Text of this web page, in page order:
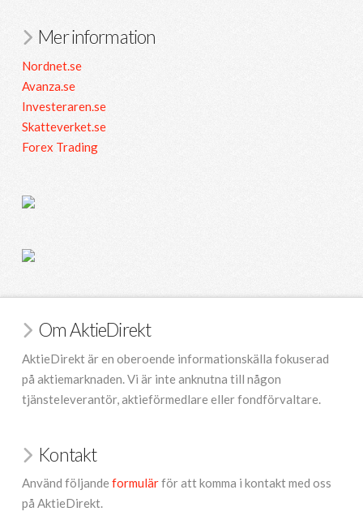
Mer information
Nordnet.se
Avanza.se
Investeraren.se
Skatteverket.se
Forex Trading
Om AktieDirekt
AktieDirekt är en oberoende informationskälla fokuserad
på aktiemarknaden. Vi är inte anknutna till någon
tjänsteleverantör, aktieförmedlare eller fondförvaltare.
Kontakt
Använd följande formulärför att komma i kontakt med oss
på AktieDirekt.